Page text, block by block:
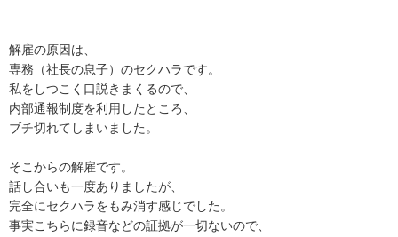
解雇の原因は、
専務（社長の息子）のセクハラです。
私をしつこく口説きまくるので、
内部通報制度を利用したところ、
ブチ切れてしまいました。
そこからの解雇です。
話し合いも一度ありましたが、
完全にセクハラをもみ消す感じでした。
事実こちらに録音などの証拠が一切ないので、